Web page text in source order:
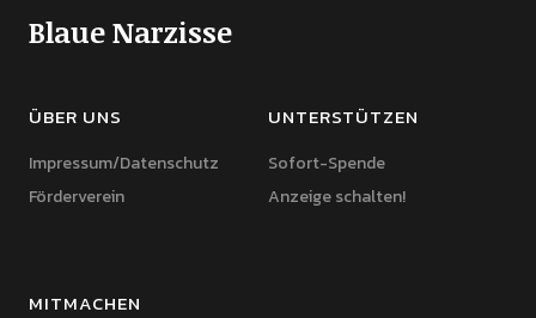
Blaue Narzisse
ÜBER UNS
Impressum/Datenschutz
Förderverein
UNTERSTÜTZEN
Sofort-Spende
Anzeige schalten!
MITMACHEN